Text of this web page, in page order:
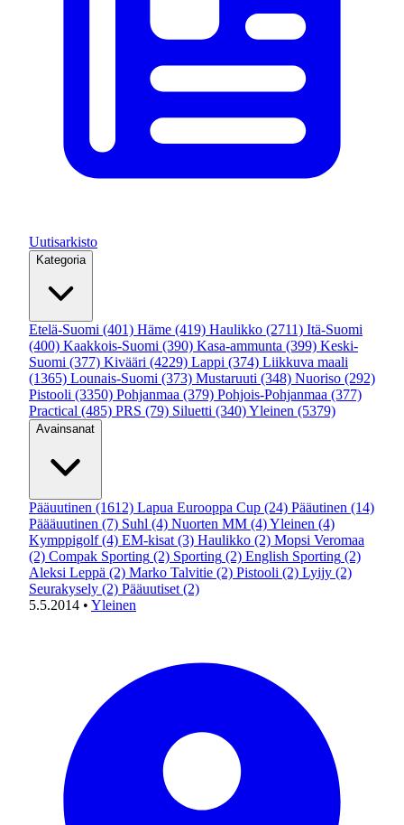
Uutisarkisto
Kategoria
Etelä-Suomi (401) Häme (419) Haulikko (2711) Itä-Suomi
(400) Kaakkois-Suomi (390) Kasa-ammunta (399) Keski-
Suomi (377) Kivääri (4229) Lappi (374) Liikkuva maali
(1365) Lounais-Suomi (373) Mustaruuti (348) Nuoriso (292)
Pistooli (3350) Pohjanmaa (379) Pohjois-Pohjanmaa (377)
Practical (485) PRS (79) Siluetti (340)Yleinen (5379)
Avainsanat
Pääuutinen (1612) Lapua Eurooppa Cup (24) Pääutinen (14)
Päääuutinen (7) Suhl (4) Nuorten MM (4)Yleinen (4)
Kymppigolf (4) EM-kisat (3) Haulikko (2) Mopsi Veromaa
(2) Compak Sporting (2) Sporting (2) English Sporting (2)
Aleksi Leppä (2) Marko Talvitie (2) Pistooli (2) Lyijy (2)
Seurakysely (2) Pääuutiset (2)
5.5.2014 • Yleinen